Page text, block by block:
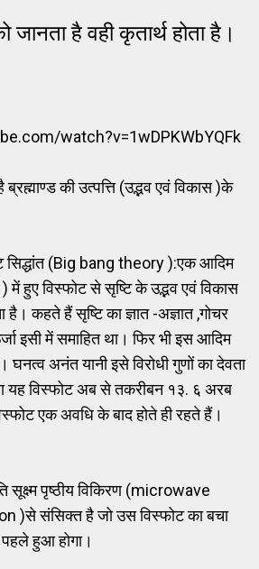
है वही कृतार्थ होता है।
watch?v=1wDPKWbYQFk
ब्रह्माण्ड की उत्पत्ति (उद्भव एवं विकास )के
सिद्धांत (Big bang theory ):एक आदिम
हुए विस्फोट से सृष्टि के उद्भव एवं विकास
कहते हैं सृष्टि का ज्ञात -अज्ञात ,गोचर
इसी में समाहित था। फिर भी इस आदिम
अनंत यानी इसे विरोधी गुणों का देवता
यह विस्फोट अब से तकरीबन १३. ६ अरब
एक अवधि के बाद होते ही रहते हैं।
सूक्ष्म पृष्ठीय विकिरण (microwave
)से संसिक्त है जो उस विस्फोट का बचा
हुआ होगा।